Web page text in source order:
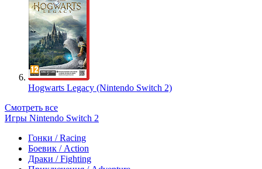
Hogwarts Legacy (Nintendo Switch 2)
Смотреть все
Игры Nintendo Switch 2
Гонки / Racing
Боевик / Action
Драки / Fighting